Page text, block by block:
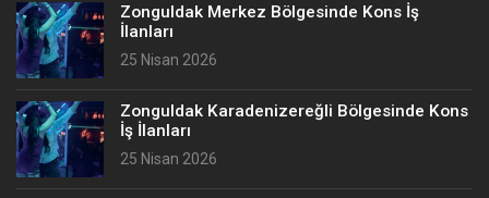
Zonguldak Merkez Bölgesinde Kons İş
İlanları
25 Nisan 2026
Zonguldak Karadenizereğli Bölgesinde Kons
İş İlanları
25 Nisan 2026